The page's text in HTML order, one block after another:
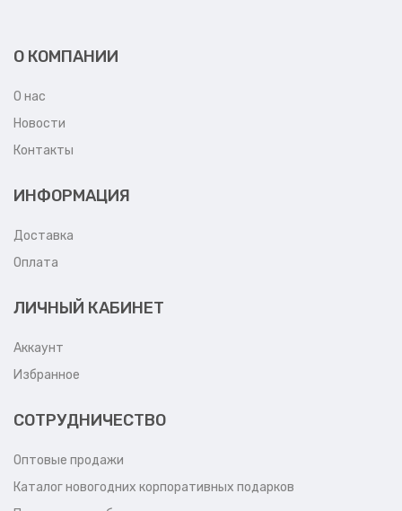
О КОМПАНИИ
О нас
Новости
Контакты
ИНФОРМАЦИЯ
Доставка
Оплата
ЛИЧНЫЙ КАБИНЕТ
Аккаунт
Избранное
СОТРУДНИЧЕСТВО
Оптовые продажи
Каталог новогодних корпоративных подарков